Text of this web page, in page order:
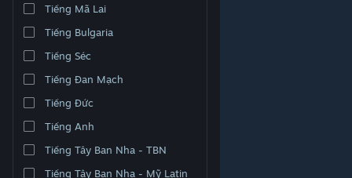
Tiếng Mã Lai
Tiếng Bulgaria
Tiếng Séc
Tiếng Đan Mạch
Tiếng Đức
Tiếng Anh
Tiếng Tây Ban Nha - TBN
Tiếng Tây Ban Nha - Mỹ Latin